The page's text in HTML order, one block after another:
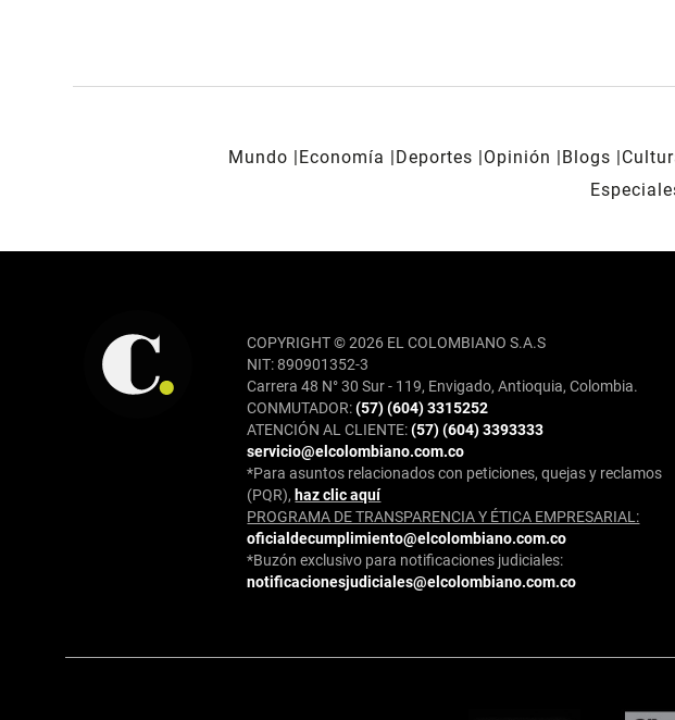
Mundo Economía Deportes Opinión Blogs
COPYRIGHT © 2026 EL COLOMBIANO S.A.S
NIT: 890901352-3
Carrera 48 N° 30 Sur - 119, Envigado, Antioquia, Colombia.
CONMUTADOR:(57) (604) 3315252
ATENCIÓN AL CLIENTE:(57) (604) 3393333
servicio@elcolombiano.com.co
*Para asuntos relacionados con peticiones, quejas y reclamos
(PQR), haz clic aquí
PROGRAMA DE TRANSPARENCIA Y ÉTICA EMPRESARIAL:
oficialdecumplimiento@elcolombiano.com.co
*Buzón exclusivo para notificaciones judiciales:
notificacionesjudiciales@elcolombiano.com.co